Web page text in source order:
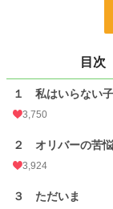
1,072 位
1,306 pt
更新日時
目次
１ 私はいらない
3,750
２ オリバーの苦悩
3,924
３ ただいま